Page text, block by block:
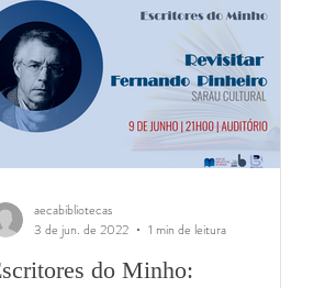
do Minho:
aecabibliotecas
3 de jun. de 2022
1 min de leitura